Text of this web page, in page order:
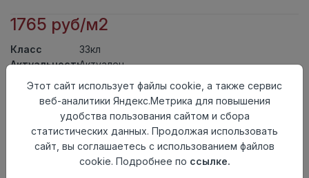
1765 руб/м2
Класс
33кл
АктуальностьАктуален
Толщина
1292×193мм
Теплый пол
до +27 градусов
Clic It
Этот сайт использует файлы cookie, а также сервис
веб-аналитики Яндекс.Метрика для повышения
удобства пользования сайтом и сбора
статистических данных. Продолжая использовать
сайт, вы соглашаетесь с использованием файлов
cookie. Подробнее по ссылке.